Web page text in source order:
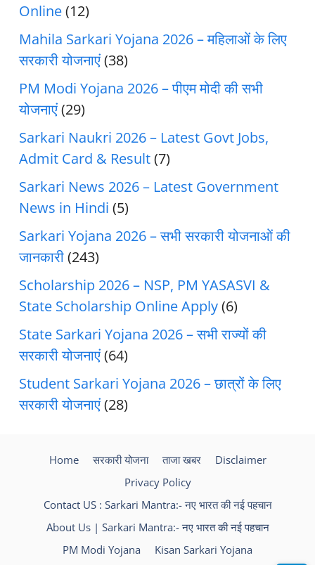
Online(12)
Mahila Sarkari Yojana 2026 – महिलाओं के लिए
सरकारी योजनाएं(38)
PM Modi Yojana 2026 – पीएम मोदी की सभी
योजनाएं(29)
Sarkari Naukri 2026 – Latest Govt Jobs,
Admit Card & Result(7)
Sarkari News 2026 – Latest Government
News in Hindi (5)
Sarkari Yojana 2026 – सभी सरकारी योजनाओं की
जानकारी(243)
Scholarship 2026 – NSP, PM YASASVI &
State Scholarship Online Apply(6)
State Sarkari Yojana 2026 – सभी राज्यों की
सरकारी योजनाएं(64)
Student Sarkari Yojana 2026 – छात्रों के लिए
सरकारी योजनाएं(28)
Home सरकारी योजना ताजा खबर
Disclaimer
Privacy Policy
Contact US : Sarkari Mantra:- नए भारत की नई पहचान
About Us | Sarkari Mantra:- नए भारत की नई पहचान
PM Modi Yojana
Kisan Sarkari Yojana